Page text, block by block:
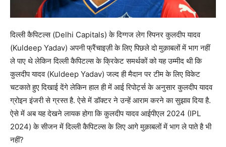
दिल्ली कैपिटल्स (Delhi Capitals) के दिग्गज लेग स्पिनर कुलदीप यादव
(Kuldeep Yadav) अपनी फ्रैंचाइज़ी के लिए पिछले दो मुक़ाबलों में भाग नहीं
ले पाए थे लेकिन दिल्ली कैपिटल्स के क्रिकेट समर्थकों को यह उम्मीद थी कि
कुलदीप यादव (Kuldeep Yadav) जल्द ही मैदान पर टीम के लिए विकेट
चटकाते हुए दिखाई देंगे लेकिन हाल ही में आई रिपोर्ट्स के अनुसार कुलदीप यादव
ग्रोइन इंजरी से ग्रस्त है. ऐसे में डॉक्टर ने उन्हें आराम करने का सुझाव दिया है.
ऐसे में अब यह देखने लायक होगा कि कुलदीप यादव आईपीएल 2024 (IPL
2024) के सीजन में दिल्ली कैपिटल्स के लिए आगे मुक़ाबलों में भाग ले पाते है भी
नहीं?